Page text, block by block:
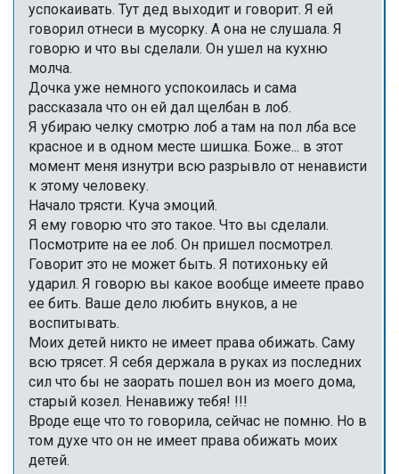
успокаивать. Тут дед выходит и говорит. Я ей
говорил отнеси в мусорку. А она не слушала. Я
говорю и что вы сделали. Он ушел на кухню
молча.
Дочка уже немного успокоилась и сама
рассказала что он ей дал щелбан в лоб.
Я убираю челку смотрю лоб а там на пол лба все
красное и в одном месте шишка. Боже... в этот
момент меня изнутри всю разрывло от ненависти
к этому человеку.
Начало трясти. Куча эмоций.
Я ему говорю что это такое. Что вы сделали.
Посмотрите на ее лоб. Он пришел посмотрел.
Говорит это не может быть. Я потихоньку ей
ударил. Я говорю вы какое вообще имеете право
ее бить. Ваше дело любить внуков, а не
воспитывать.
Моих детей никто не имеет права обижать. Саму
всю трясет. Я себя держала в руках из последних
сил что бы не заорать пошел вон из моего дома,
старый козел. Ненавижу тебя! !!!
Вроде еще что то говорила, сейчас не помню. Но в
том духе что он не имеет права обижать моих
детей.